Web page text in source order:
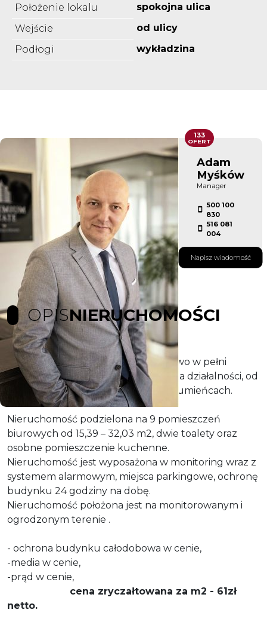
Położenie lokalu
spokojna ulica
Wejście
od ulicy
Podłogi
wykładzina
Adam
Myśków
Manager
500 100
830
516 081
004
Napisz wiadomość
133
OFERT
OPISNIERUCHOMOŚCI
Lokale biurowe dostępne całodobowo w pełni
wyposażone gotowe do prowadzenia działalności, od
15,39m2 powierzchni położone na Gumieńcach.
Nieruchomość podzielona na 9 pomieszczeń
biurowych od 15,39 – 32,03 m2, dwie toalety oraz
osobne pomieszczenie kuchenne.
Nieruchomość jest wyposażona w monitoring wraz z
systemem alarmowym, miejsca parkingowe, ochronę
budynku 24 godziny na dobę.
Nieruchomość położona jest na monitorowanym i
ogrodzonym terenie .
- ochrona budynku całodobowa w cenie,
-media w cenie,
-prąd w cenie,
cena zryczałtowana za m2 - 61zł
netto.